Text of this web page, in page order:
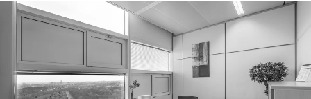
Tilburg
Amsterdam
Westpoort
Business
center
Hilversum
center
Den
Haag